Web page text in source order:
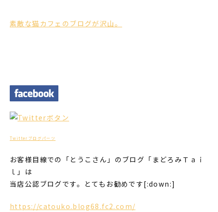
素敵な猫カフェのブログが沢山。
Twitterブログパーツ
お客様目線での「とうこさん」のブログ「まどろみＴａｉ
ｌ」は
当店公認ブログです。とてもお勧めです[:down:]
https://catouko.blog68.fc2.com/